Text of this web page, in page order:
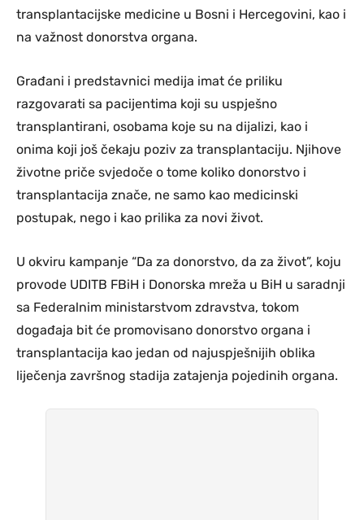
transplantacijske medicine u Bosni i Hercegovini, kao i
na važnost donorstva organa.
Građani i predstavnici medija imat će priliku
razgovarati sa pacijentima koji su uspješno
transplantirani, osobama koje su na dijalizi, kao i
onima koji još čekaju poziv za transplantaciju. Njihove
životne priče svjedoče o tome koliko donorstvo i
transplantacija znače, ne samo kao medicinski
postupak, nego i kao prilika za novi život.
U okviru kampanje “Da za donorstvo, da za život”, koju
provode UDITB FBiH i Donorska mreža u BiH u saradnji
sa Federalnim ministarstvom zdravstva, tokom
događaja bit će promovisano donorstvo organa i
transplantacija kao jedan od najuspješnijih oblika
liječenja završnog stadija zatajenja pojedinih organa.